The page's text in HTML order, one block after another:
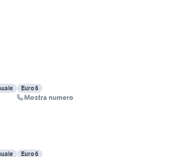
Euro 6
Mostra numero
Euro 6